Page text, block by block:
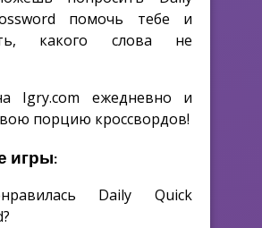
помочь тебе и
какого слова не
Igry.com ежедневно и
порцию кроссвордов!
игры:
Daily Quick